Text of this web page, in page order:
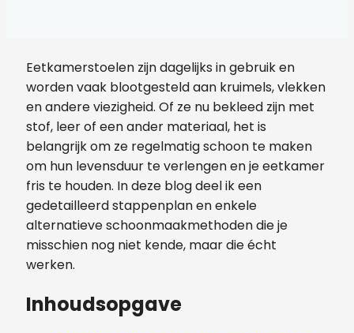
Eetkamerstoelen zijn dagelijks in gebruik en
worden vaak blootgesteld aan kruimels, vlekken
en andere viezigheid. Of ze nu bekleed zijn met
stof, leer of een ander materiaal, het is
belangrijk om ze regelmatig schoon te maken
om hun levensduur te verlengen en je eetkamer
fris te houden. In deze blog deel ik een
gedetailleerd stappenplan en enkele
alternatieve schoonmaakmethoden die je
misschien nog niet kende, maar die écht
werken.
Inhoudsopgave